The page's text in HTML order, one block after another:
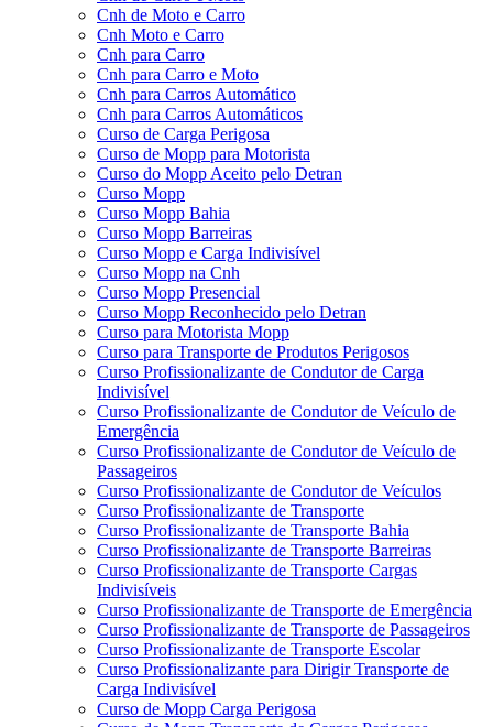
Cnh de Moto e Carro
Cnh Moto e Carro
Cnh para Carro
Cnh para Carro e Moto
Cnh para Carros Automático
Cnh para Carros Automáticos
Curso de Carga Perigosa
Curso de Mopp para Motorista
Curso do Mopp Aceito pelo Detran
Curso Mopp
Curso Mopp Bahia
Curso Mopp Barreiras
Curso Mopp e Carga Indivisível
Curso Mopp na Cnh
Curso Mopp Presencial
Curso Mopp Reconhecido pelo Detran
Curso para Motorista Mopp
Curso para Transporte de Produtos Perigosos
Curso Profissionalizante de Condutor de Carga
Indivisível
Curso Profissionalizante de Condutor de Veículo de
Emergência
Curso Profissionalizante de Condutor de Veículo de
Passageiros
Curso Profissionalizante de Condutor de Veículos
Curso Profissionalizante de Transporte
Curso Profissionalizante de Transporte Bahia
Curso Profissionalizante de Transporte Barreiras
Curso Profissionalizante de Transporte Cargas
Indivisíveis
Curso Profissionalizante de Transporte de Emergência
Curso Profissionalizante de Transporte de Passageiros
Curso Profissionalizante de Transporte Escolar
Curso Profissionalizante para Dirigir Transporte de
Carga Indivisível
Curso de Mopp Carga Perigosa